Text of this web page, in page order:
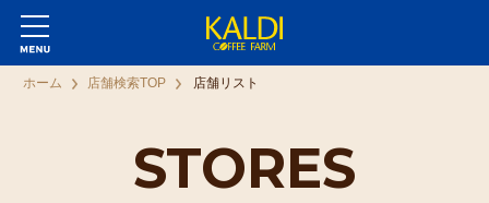
STORES
ホーム 店舗検索TOP 店舗リスト